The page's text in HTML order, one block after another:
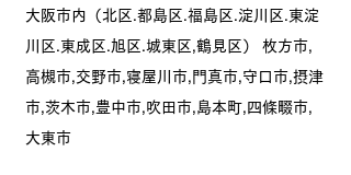
大阪市内（北区.都島区.福島区.淀川区.東淀
川区.東成区.旭区.城東区,鶴見区） 枚方市,
高槻市,交野市,寝屋川市,門真市,守口市,摂津
市,茨木市,豊中市,吹田市,島本町,四條畷市,
大東市